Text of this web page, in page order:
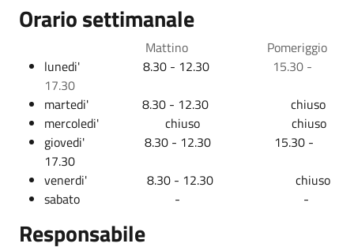
Orario settimanale
Mattino Pomeriggio
lunedi' 8.30 - 12.30 15.30 -
17.30
martedi' 8.30 - 12.30 chiuso
mercoledi' chiuso chiuso
giovedi' 8.30 - 12.30 15.30 -
17.30
venerdi' 8.30 - 12.30 chiuso
sabato - -
Responsabile